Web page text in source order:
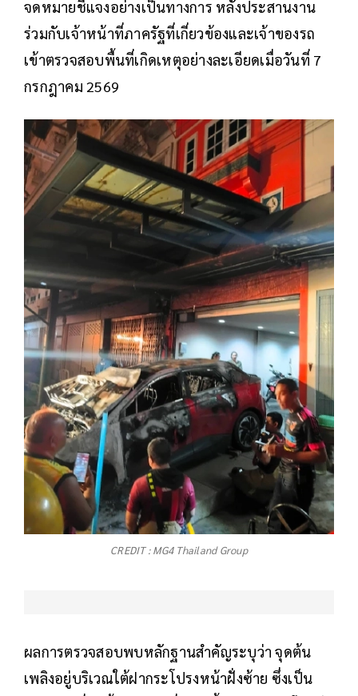
จดหมายชี้แจงอย่างเป็นทางการ หลังประสานงาน
ร่วมกับเจ้าหน้าที่ภาครัฐที่เกี่ยวข้องและเจ้าของรถ
เข้าตรวจสอบพื้นที่เกิดเหตุอย่างละเอียดเมื่อวันที่ 7
กรกฎาคม 2569
CREDIT : MG4 Thailand Group
ผลการตรวจสอบพบหลักฐานสำคัญระบุว่า จุดต้น
เพลิงอยู่บริเวณใต้ฝากระโปรงหน้าฝั่งซ้าย ซึ่งเป็น